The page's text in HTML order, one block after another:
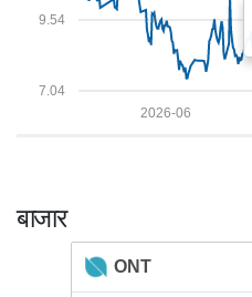
7.04
9.54
2026-06
बाजार
ONT